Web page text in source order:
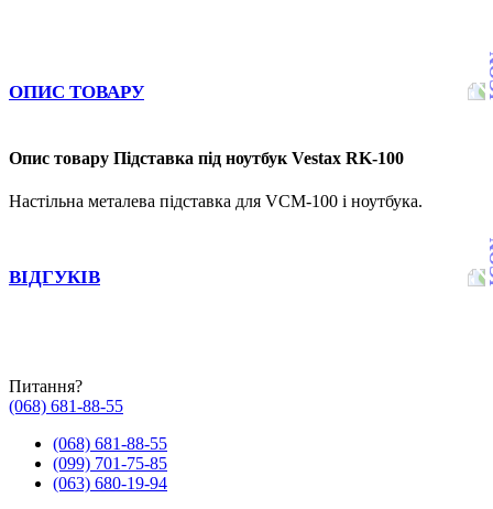
ОПИС ТОВАРУ
Опис товару Підставка під ноутбук Vestax RK-100
Настільна металева підставка для VCM-100 і ноутбука.
ВІДГУКІВ
Питання?
(068) 681-88-55
(068) 681-88-55
(099) 701-75-85
(063) 680-19-94